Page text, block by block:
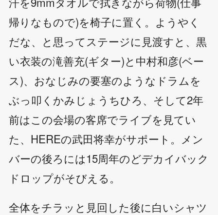
帰りなもので)を椅子に置く。ようやく
だな、と思ってステージに見渡すと、黒
い衣装の滝善充(ギター)と中村和彦(ベー
ス)、おなじみの要塞のようなドラムを
ぶっ叩くかみじょうちひろ、そして2年
前はこの会場の客席でライブを見てい
た、HEREの武田将幸がサポート。メン
バーの後ろには15周年のどデカイバック
ドロップがそびえる。
全体をチラッと見回した後に白いシャツ